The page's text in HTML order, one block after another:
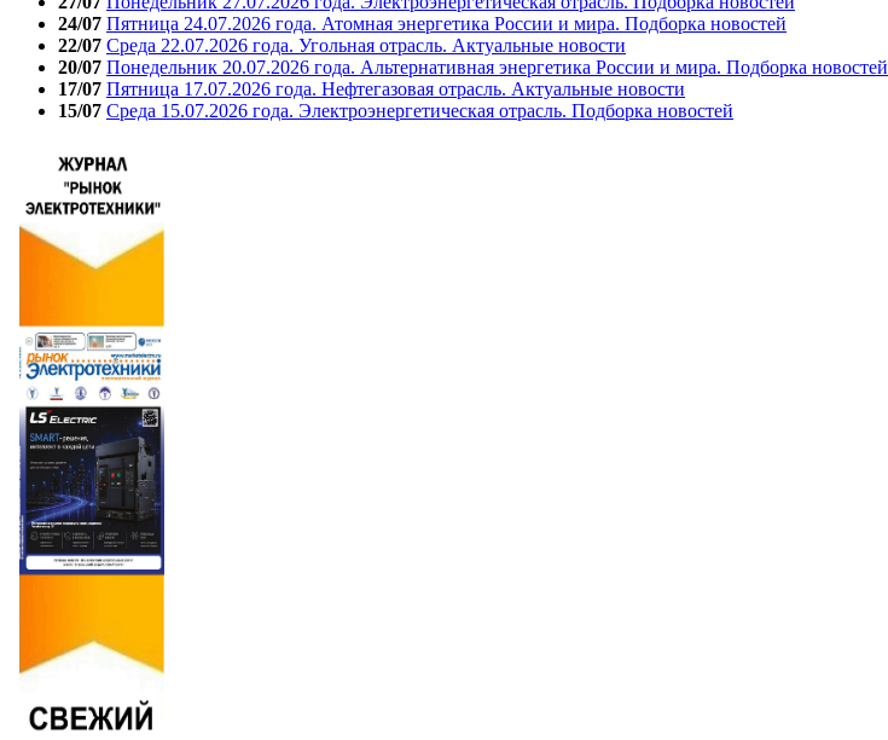
24/07 Пятница 24.07.2026 года. Атомная энергетика России и мира. Подборка новостей
22/07 Среда 22.07.2026 года. Угольная отрасль. Актуальные новости
20/07 Понедельник 20.07.2026 года. Альтернативная энергетика России и мира. Подборка новостей
17/07 Пятница 17.07.2026 года. Нефтегазовая отрасль. Актуальные новости
15/07 Среда 15.07.2026 года. Электроэнергетическая отрасль. Подборка новостей